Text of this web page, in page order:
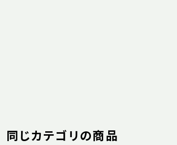
同じカテゴリの商品